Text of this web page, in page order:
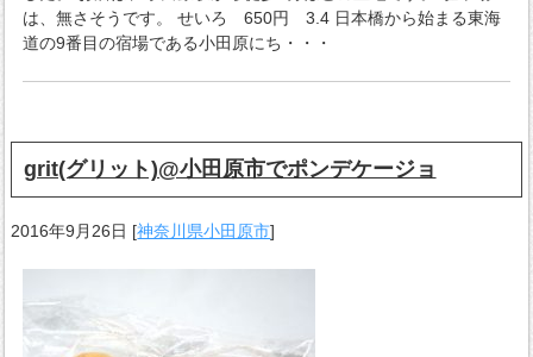
は、無さそうです。 せいろ 650円 3.4 日本橋から始まる東海
道の9番目の宿場である小田原にち・・・
grit(グリット)@小田原市でポンデケージョ
2016年9月26日 [神奈川県小田原市]